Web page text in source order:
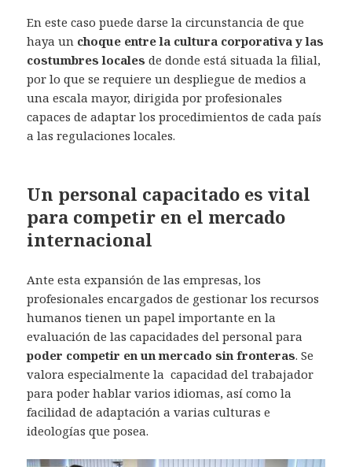
En este caso puede darse la circunstancia de que
haya un choque entre la cultura corporativa y las
costumbres locales de donde está situada la filial,
por lo que se requiere un despliegue de medios a
una escala mayor, dirigida por profesionales
capaces de adaptar los procedimientos de cada país
a las regulaciones locales.
Un personal capacitado es vital
para competir en el mercado
internacional
Ante esta expansión de las empresas, los
profesionales encargados de gestionar los recursos
humanos tienen un papel importante en la
evaluación de las capacidades del personal para
poder competir en un mercado sin fronteras. Se
valora especialmente la capacidad del trabajador
para poder hablar varios idiomas, así como la
facilidad de adaptación a varias culturas e
ideologías que posea.